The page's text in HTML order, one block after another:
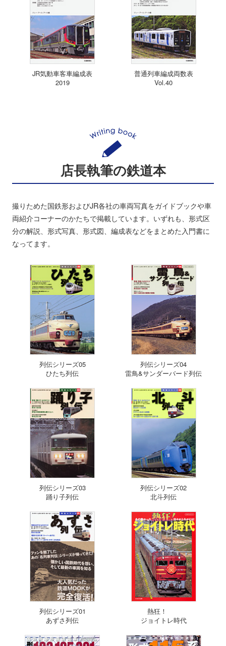
JR気動車客車編成表
2019
普通列車編成両数表
Vol.40
店長執筆の鉄道本
撮りためた国鉄形およびJR各社の車両写真をガイドブックや車
両紹介コーナーのかたちで掲載しています。いずれも、形式区
分の解説、形式写真、形式図、編成表などをまとめた入門書に
なってます。
列伝シリーズ05
ひたち列伝
列伝シリーズ04
雷鳥&サンダーバード列伝
列伝シリーズ03
踊り子列伝
列伝シリーズ02
北斗列伝
列伝シリーズ01
あずさ列伝
熱狂！
ジョイトレ時代